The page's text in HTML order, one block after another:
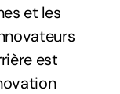
et les
est